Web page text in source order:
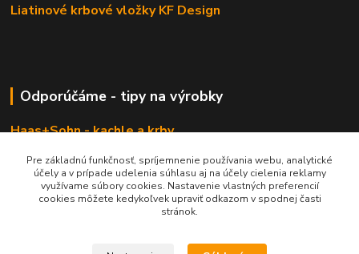
Liatinové krbové vložky KF Design
Odporúčáme - tipy na výrobky
Haas+Sohn - kachle a krby
Pre základnú funkčnosť, spríjemnenie používania webu, analytické
účely a v prípade udelenia súhlasu aj na účely cielenia reklamy
využívame súbory cookies. Nastavenie vlastných preferencií
cookies môžete kedykoľvek upraviť odkazom v spodnej časti
stránok.